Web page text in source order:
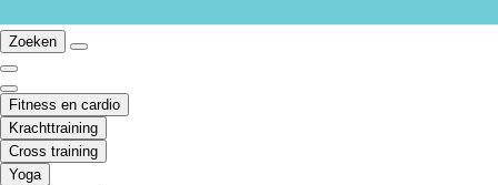
Zoeken
Fitness en cardio
Krachttraining
Cross training
Yoga